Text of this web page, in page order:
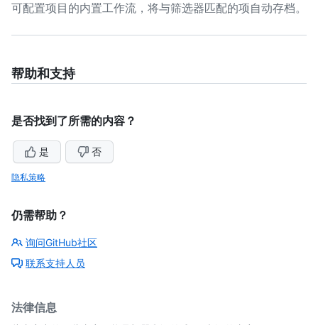
可配置项目的内置工作流，将与筛选器匹配的项自动存档。
帮助和支持
是否找到了所需的内容？
是 否
隐私策略
仍需帮助？
询问GitHub社区
联系支持人员
法律信息